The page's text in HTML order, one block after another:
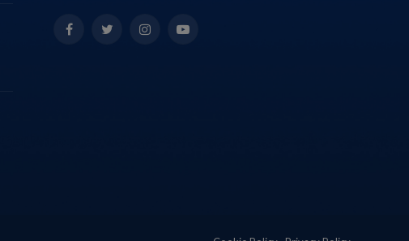
FacebookTwitterInstagramYouTube